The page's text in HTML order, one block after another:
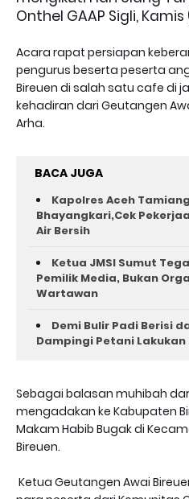
Onthel GAAP Sigli,
Acara rapat persiapan
pengurus beserta peserta
Bireuen di salah satu cafe di
kehadiran dari Geutangen
Arha.
BACA JUGA
Kapolres Aceh
Bhayangkari,Cek
Air Bersih
Ketua JMSI Sumut
Pemilik Media, Bukan
Wartawan
Demi Bulir Padi Berisi
Dampingi Petani
Sebagai balasan muhibah
mengadakan ke Kabupaten
Makam Habib Bugak di
Bireuen.
Ketua Geutangen Awai